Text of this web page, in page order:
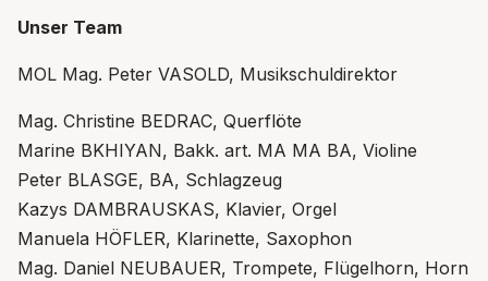
Unser Team
MOL Mag. Peter VASOLD, Musikschuldirektor
Mag. Christine BEDRAC, Querflöte
Marine BKHIYAN, Bakk. art. MA MA BA, Violine
Peter BLASGE, BA, Schlagzeug
Kazys DAMBRAUSKAS, Klavier, Orgel
Manuela HÖFLER, Klarinette, Saxophon
Mag. Daniel NEUBAUER, Trompete, Flügelhorn, Horn